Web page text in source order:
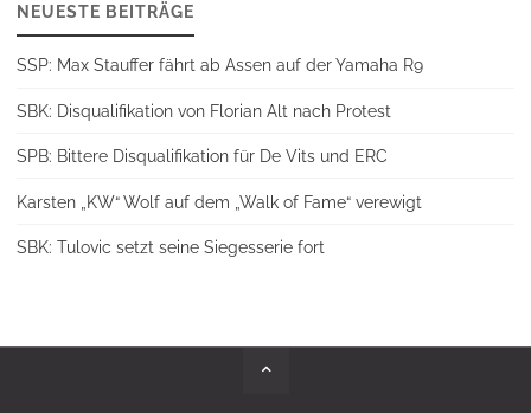
NEUESTE BEITRÄGE
SSP: Max Stauffer fährt ab Assen auf der Yamaha R9
SBK: Disqualifikation von Florian Alt nach Protest
SPB: Bittere Disqualifikation für De Vits und ERC
Karsten „KW“ Wolf auf dem „Walk of Fame“ verewigt
SBK: Tulovic setzt seine Siegesserie fort
Back